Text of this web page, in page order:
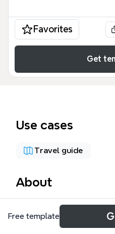
Favorites
Get
Use cases
Travel guide
About
上海地铁（SHMetro）线
地铁全部18条运营线路（
包含592个站点节点，详
Free template